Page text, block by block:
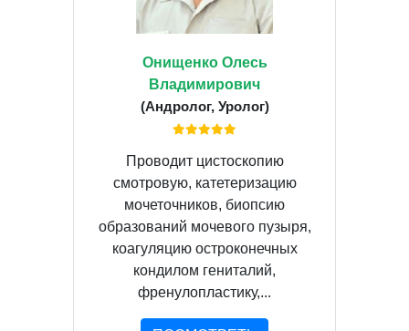
Онищенко Олесь
Владимирович
(Андролог, Уролог)
Проводит цистоскопию
смотровую, катетеризацию
мочеточников, биопсию
образований мочевого пузыря,
коагуляцию остроконечных
кондилом гениталий,
френулопластику,...